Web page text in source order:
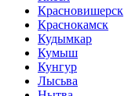
Красновишерск
Краснокамск
Кудымкар
Кумыш
Кунгур
Лысьва